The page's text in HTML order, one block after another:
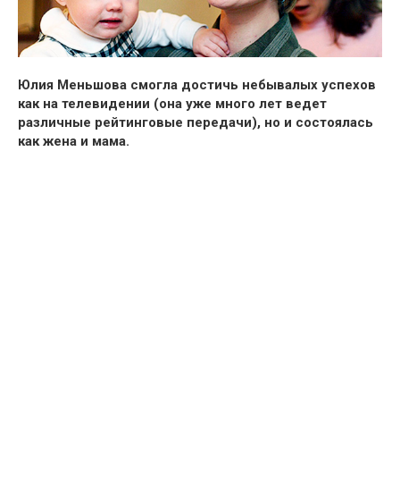
Юлия Меньшова смогла достичь небывалых успехов
как на телевидении (она уже много лет ведет
различные рейтинговые передачи), но и состоялась
как жена и мама.